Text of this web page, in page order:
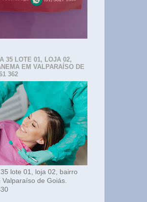
35 LOTE 01, LOJA 02,
EM VALPARAÍSO DE
362
lote 01, loja 02, bairro
de Goiás.